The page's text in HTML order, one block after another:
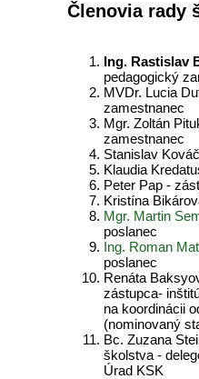
Členovia rady
Ing. Rastislav
pedagogický
MVDr. Lucia
zamestnanec
Mgr. Zoltán
zamestnanec
Stanislav
Klaudia
Peter Pap -
Kristína
Mgr. Martin
poslanec
Ing. Roman
poslanec
Renáta
zástupca-
na koordinácii
(nominovaný
Bc. Zuzana
školstva -
Úrad KSK